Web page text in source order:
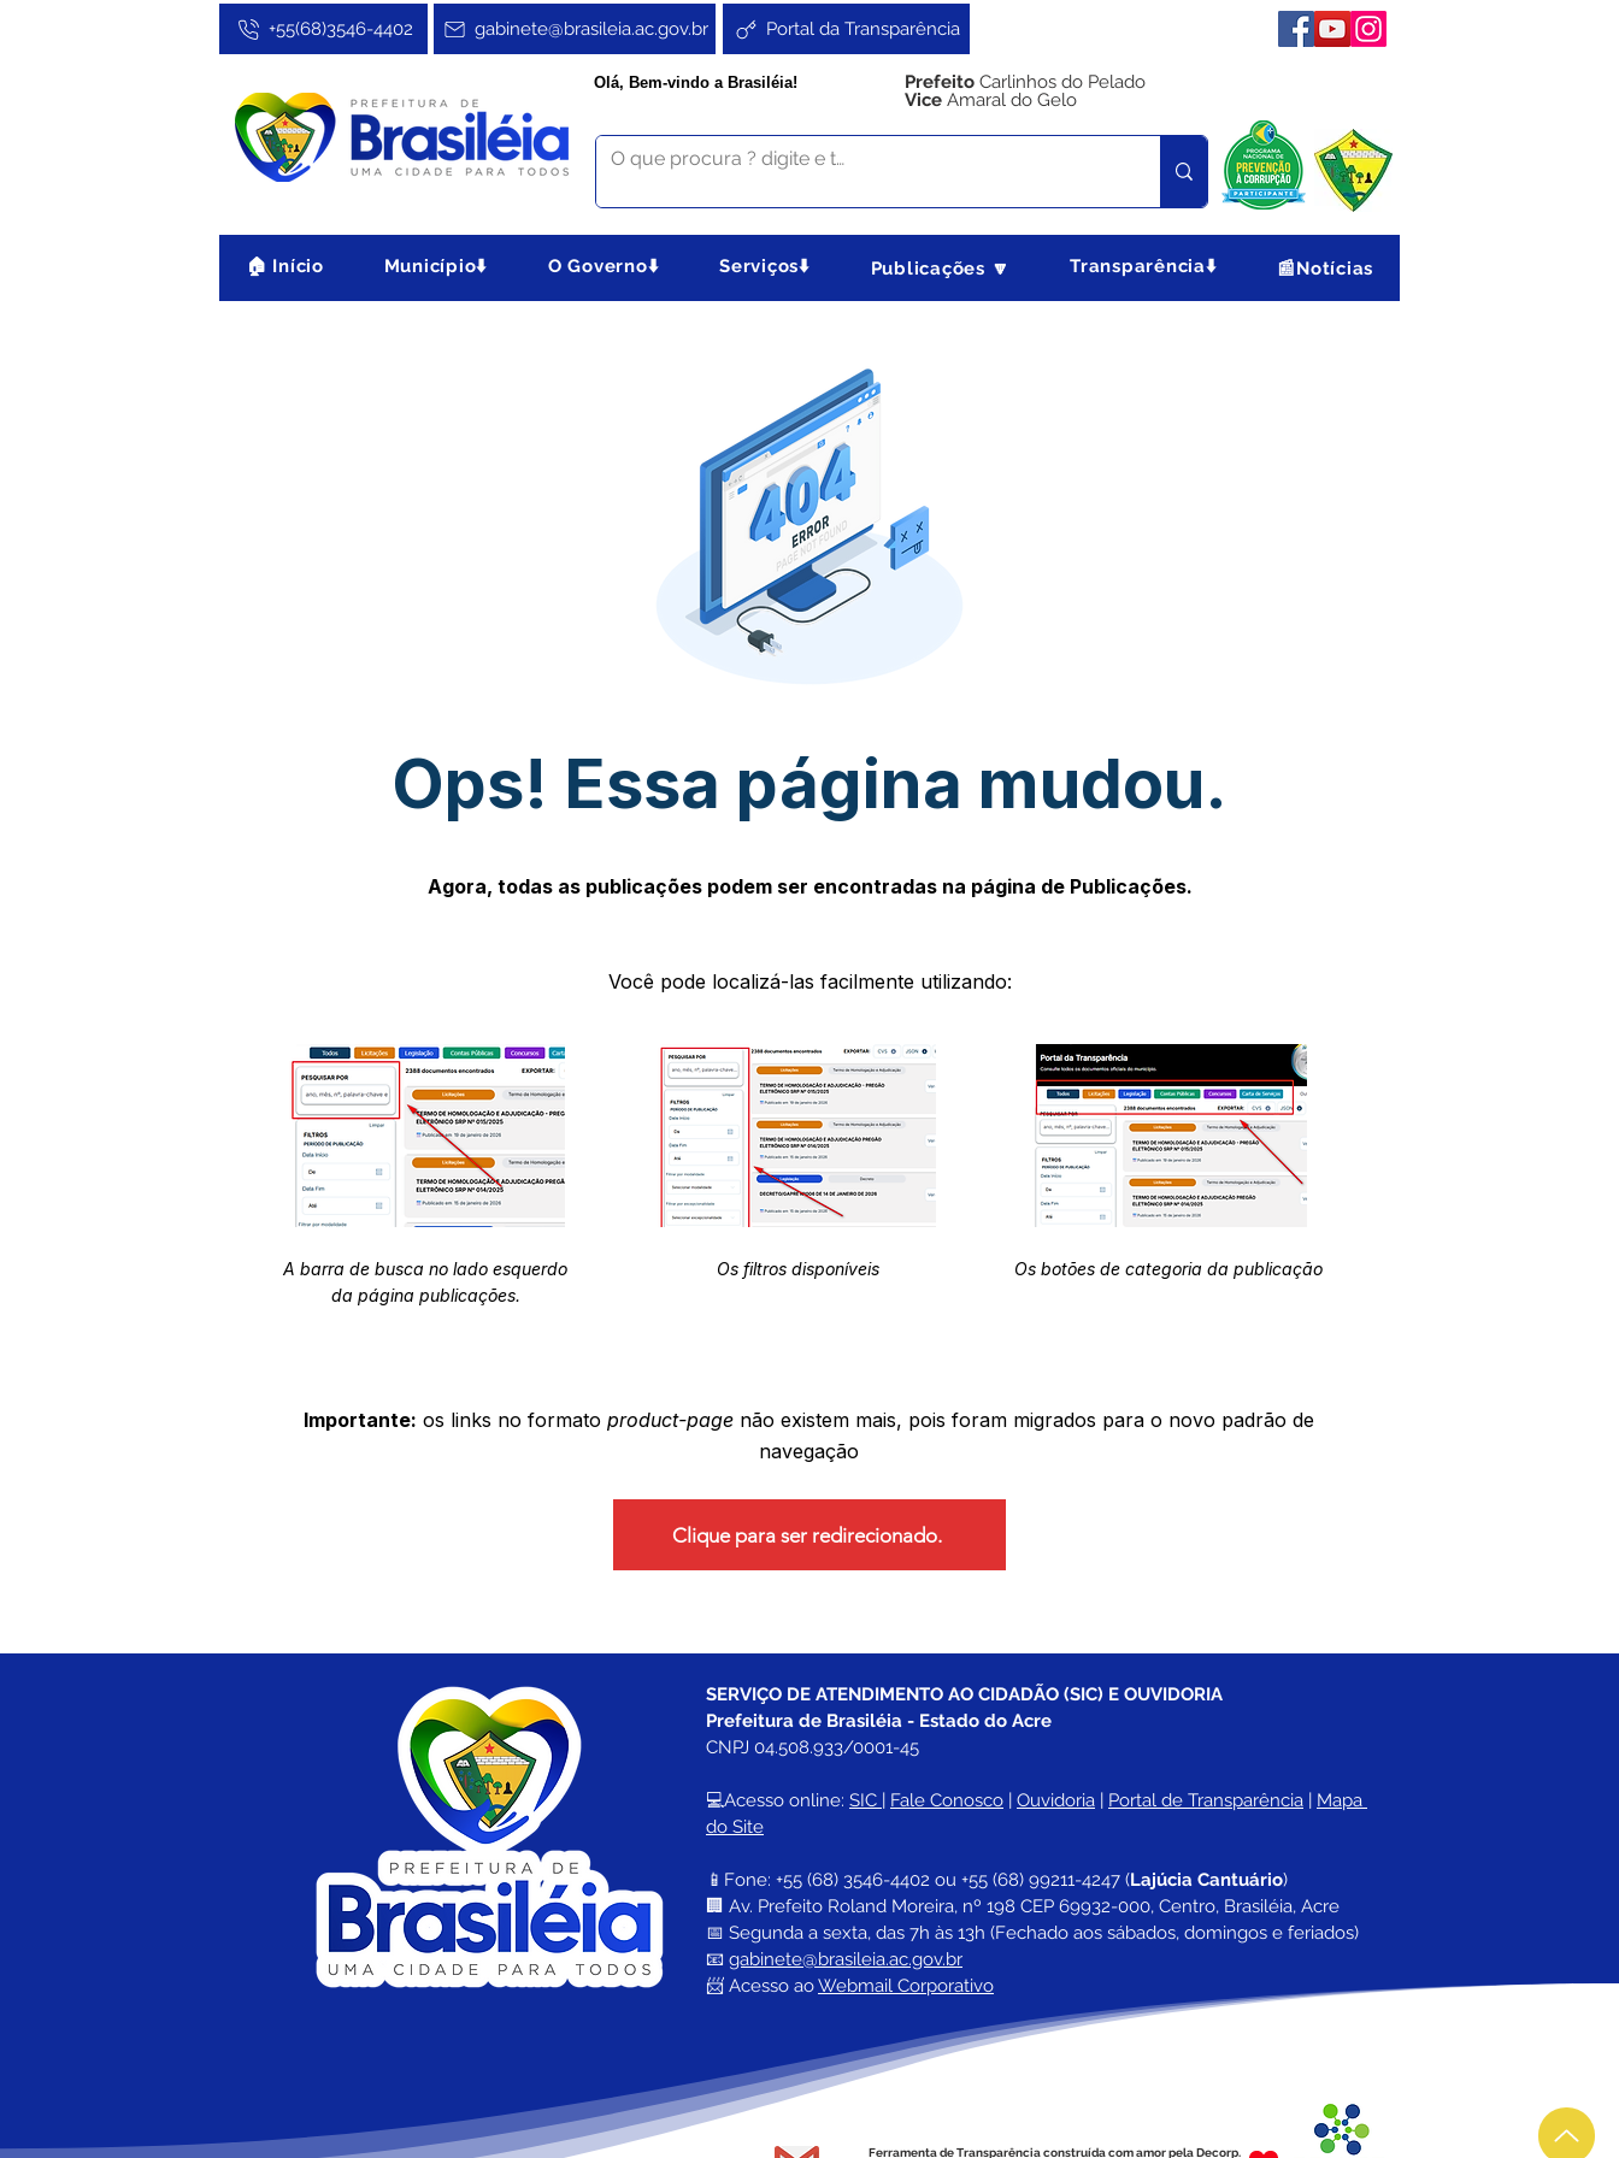
Portal da Transparência
gabinete@brasileia.ac.gov.br
+55(68)3546-4402
Olá, Bem-vindo a Brasiléia! Prefeito Carlinhos do Pelado
Vice Amaral do Gelo
🏠 Início Município⬇️ O Governo⬇️ Serviços⬇️ Publicações 🔽 Transparência⬇️ 📰Notícias
Ops! Essa página mudou.
Agora, todas as publicações podem ser encontradas na página de Publicações.
Você pode localizá-las facilmente utilizando:
A barra de busca no lado esquerdo
da página publicações.
Os filtros disponíveis Os botões de categoria da publicação
Importante: os links no formato product-page não existem mais, pois foram migrados para o novo padrão de
navegação
Clique para ser redirecionado.
SERVIÇO DE ATENDIMENTO AO CIDADÃO (SIC) E OUVIDORIA
Prefeitura de Brasiléia - Estado do Acre
CNPJ 04.508.933/0001-45
💻Acesso online: SIC | Fale Conosco | Ouvidoria | Portal de Transparência | Mapa
do Site
📱Fone: +55 (68) 3546-4402 ou +55 (68) 99211-4247 (Lajúcia Cantuário)
🏢 Av. Prefeito Roland Moreira, nº 198 CEP 69932-000, Centro, Brasiléia, Acre
📅 Segunda a sexta, das 7h às 13h (Fechado aos sábados, domingos e feriados)
📧 gabinete@brasileia.ac.gov.br
📨 Acesso ao Webmail Corporativo
Ferramenta de Transparência construída com amor pela Decorp.